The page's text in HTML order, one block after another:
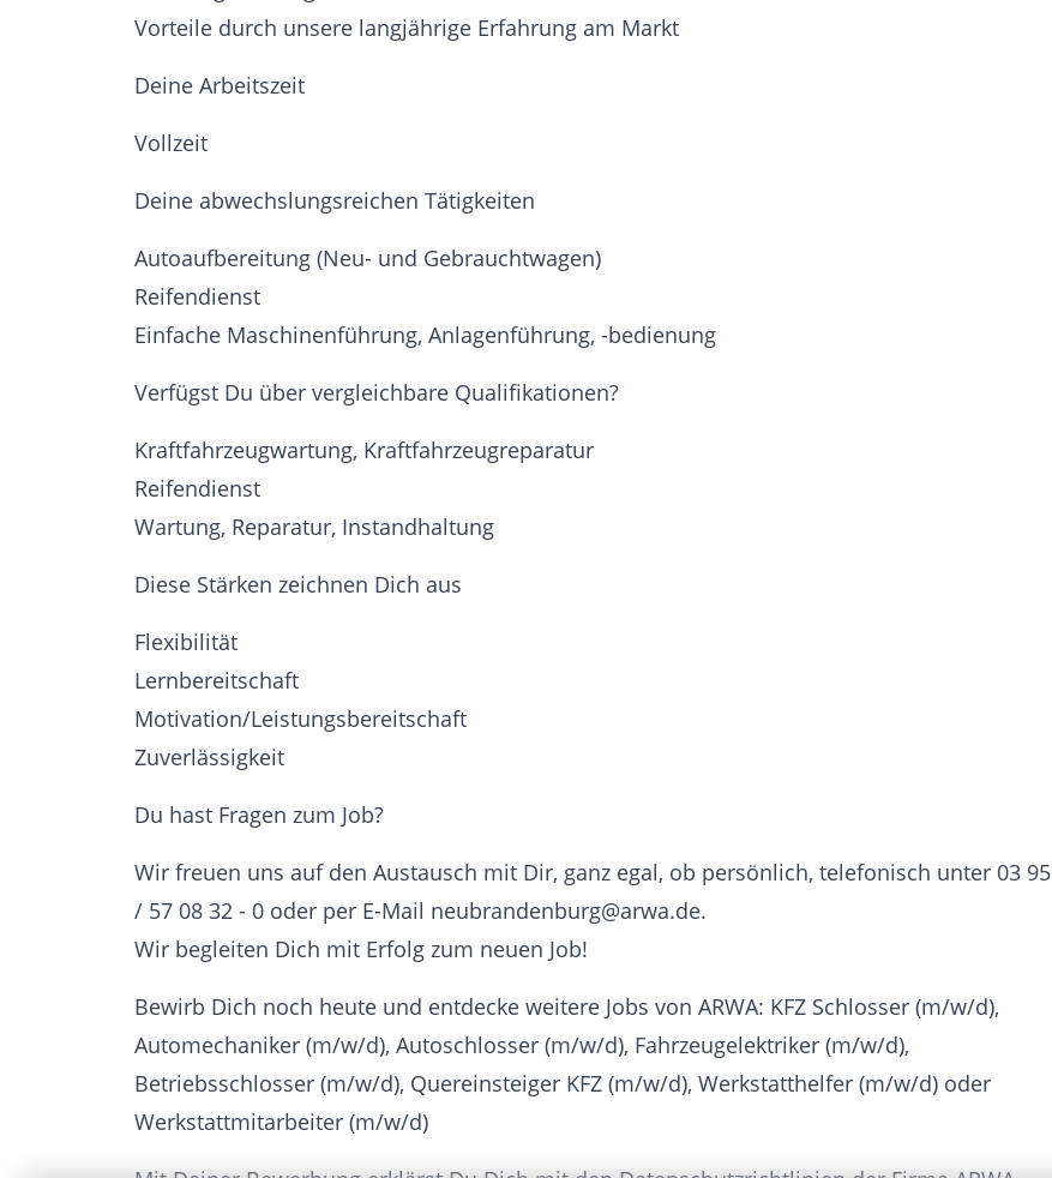
Vorteile durch unsere langjährige Erfahrung am Markt
Deine Arbeitszeit
Vollzeit
Deine abwechslungsreichen Tätigkeiten
Autoaufbereitung (Neu- und Gebrauchtwagen)
Reifendienst
Einfache Maschinenführung, Anlagenführung, -bedienung
Verfügst Du über vergleichbare Qualifikationen?
Kraftfahrzeugwartung, Kraftfahrzeugreparatur
Reifendienst
Wartung, Reparatur, Instandhaltung
Diese Stärken zeichnen Dich aus
Flexibilität
Lernbereitschaft
Motivation/Leistungsbereitschaft
Zuverlässigkeit
Du hast Fragen zum Job?
Wir freuen uns auf den Austausch mit Dir, ganz egal, ob persönlich, telefonisch unter 03 95
/ 57 08 32 - 0 oder per E-Mail neubrandenburg@arwa.de.
Wir begleiten Dich mit Erfolg zum neuen Job!
Bewirb Dich noch heute und entdecke weitere Jobs von ARWA: KFZ Schlosser (m/w/d),
Automechaniker (m/w/d), Autoschlosser (m/w/d), Fahrzeugelektriker (m/w/d),
Betriebsschlosser (m/w/d), Quereinsteiger KFZ (m/w/d), Werkstatthelfer (m/w/d) oder
Werkstattmitarbeiter (m/w/d)